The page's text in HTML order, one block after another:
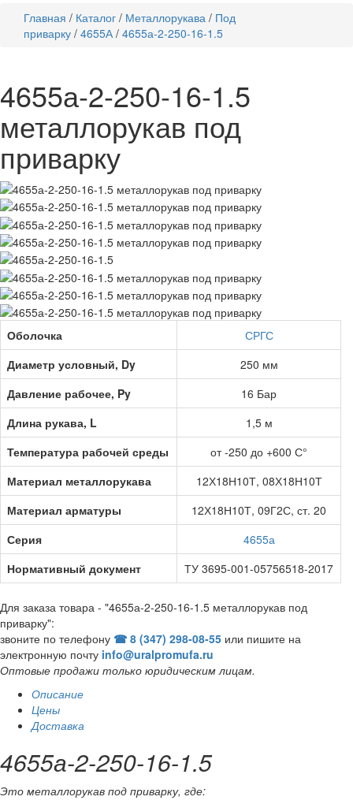
Главная / Каталог / Металлорукава / Под
приварку / 4655А / 4655а-2-250-16-1.5
4655а-2-250-16-1.5
металлорукав под
приварку
Оболочка
СРГС
Диаметр условный, Dy
250 мм
Давление рабочее, Py
16 Бар
Длина рукава, L
1,5 м
Температура рабочей среды
от -250 до +600 С°
Материал металлорукава
12Х18Н10Т, 08Х18Н10Т
Материал арматуры
12Х18Н10Т, 09Г2С, ст. 20
Серия
4655а
Нормативный документ
ТУ 3695-001-05756518-2017
Для заказа товара - "4655а-2-250-16-1.5 металлорукав под
приварку":
звоните по телефону ☎ 8 (347) 298‑08‑55 или пишите на
электронную почту info@uralpromufa.ru
Оптовые продажи только юридическим лицам.
Описание
Цены
Доставка
4655а-2-250-16-1.5
Это металлорукав под приварку, где: